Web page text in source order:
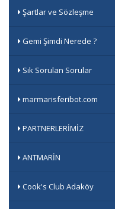
Şartlar ve Sözleşme
Gemi Şimdi Nerede ?
Sık Sorulan Sorular
marmarisferibot.com
PARTNERLERİMİZ
ANTMARİN
Cook's Club Adaköy